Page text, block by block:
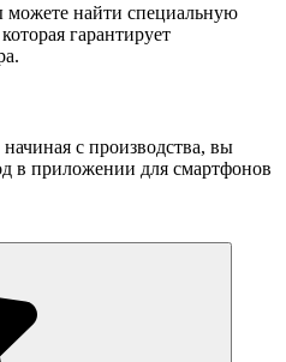
найти специальную
гарантирует
с производства, вы
в приложении для смартфонов